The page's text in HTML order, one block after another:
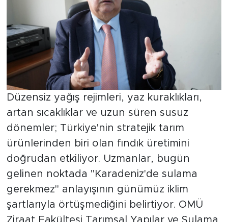
Düzensiz yağış rejimleri, yaz kuraklıkları,
artan sıcaklıklar ve uzun süren susuz
dönemler; Türkiye'nin stratejik tarım
ürünlerinden biri olan fındık üretimini
doğrudan etkiliyor. Uzmanlar, bugün
gelinen noktada "Karadeniz'de sulama
gerekmez" anlayışının günümüz iklim
şartlarıyla örtüşmediğini belirtiyor. OMÜ
Ziraat Fakültesi Tarımsal Yapılar ve Sulama